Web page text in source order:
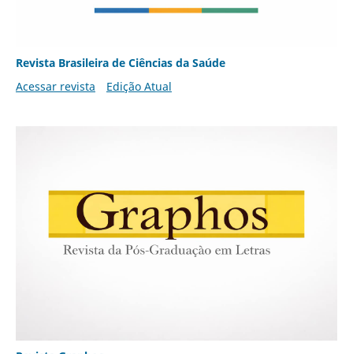
Revista Brasileira de Ciências da Saúde
Acessar revista
Edição Atual